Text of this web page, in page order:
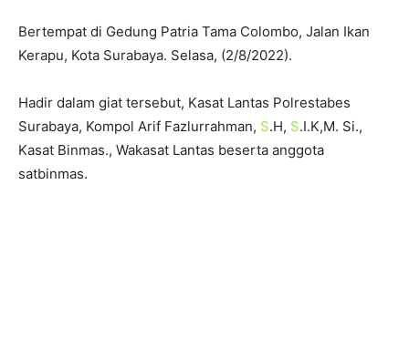
Bertempat di Gedung Patria Tama Colombo, Jalan Ikan
Kerapu, Kota Surabaya. Selasa, (2/8/2022).
Hadir dalam giat tersebut, Kasat Lantas Polrestabes
Surabaya, Kompol Arif Fazlurrahman, S.H, S.I.K,M. Si.,
Kasat Binmas., Wakasat Lantas beserta anggota
satbinmas.